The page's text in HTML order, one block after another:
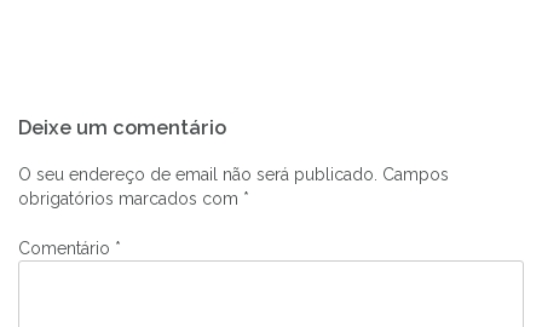
de
artigos
Deixe um comentário
O seu endereço de email não será publicado. Campos
obrigatórios marcados com *
Comentário *